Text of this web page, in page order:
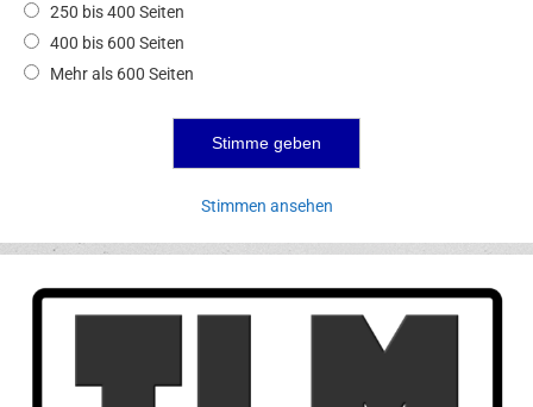
250 bis 400 Seiten
400 bis 600 Seiten
Mehr als 600 Seiten
Stimmen ansehen